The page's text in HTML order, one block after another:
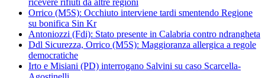
ricevere rifiuti da altre regioni
Orrico (M5S): Occhiuto interviene tardi smentendo Regione
su bonifica Sin Kr
Antoniozzi (Fdi): Stato presente in Calabria contro ndrangheta
Ddl Sicurezza, Orrico (M5S): Maggioranza allergica a regole
democratiche
Irto e Misiani (PD) interrogano Salvini su caso Scarcella-